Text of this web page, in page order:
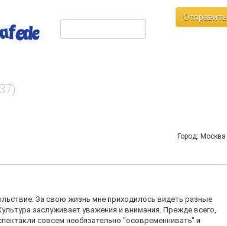
Отправить
Город: Москва
За свою жизнь мне приходилось видеть разные
заслуживает уважения и внимания. Прежде всего,
совсем необязательно "осовременнивать" и